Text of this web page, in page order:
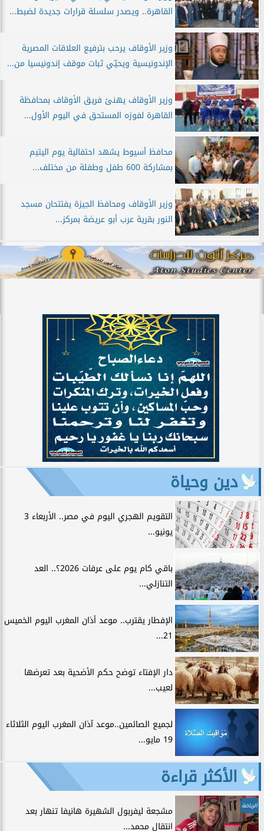
القاهرة.. ويصدر سلسلة قرارات جديدة لضبط...
وزير الأوقاف يرحب بترفيع العلاقات المصرية
الإندونيسية ويحيّي ثبات موقف إندونيسيا من...
وزير الأوقاف يهنئ فريق الأوقاف بمحافظة
القاهرة لفوزه المستحق في اليوم الأول...
محافظ أسيوط يشهد احتفالية يوم اليتيم
بمشاركة 600 طفل وطفلة من مختلف...
وزير الأوقاف ومحافظ الجيزة يفتتحان مسجد
النور بقرية عرب أبو عريضة بمركز...
دين وحياة
التقويم الهجري اليوم في مصر.. الأربعاء 3
يونيو...
باقي كام يوم على عرفات 2026؟.. العد
التنازلي...
الإفطار يقترب.. موعد أذان المغرب اليوم الخميس
21...
دار الإفتاء توضح حكم الأضحية بعد تعرضها
لعيب...
لجميع الصائمين..موعد آذان المغرب اليوم الثلاثاء
19 مايو...
الأكثر قراءة
الرياضة
مشجعة ليفربول الشهيرة هانيفا تنهار بعد
انتقال محمد...